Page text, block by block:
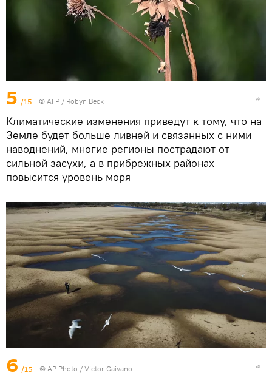
5 /15 © AFP / Robyn Beck
Климатические изменения приведут к тому, что на
Земле будет больше ливней и связанных с ними
наводнений, многие регионы пострадают от
сильной засухи, а в прибрежных районах
повысится уровень моря
6 /15 © AP Photo / Victor Caivano